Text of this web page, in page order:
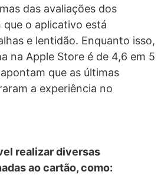
das avaliações dos
o aplicativo está
e lentidão. Enquanto isso,
na Apple Store é de 4,6 em 5
que as últimas
a experiência no
realizar diversas
ao cartão, como: